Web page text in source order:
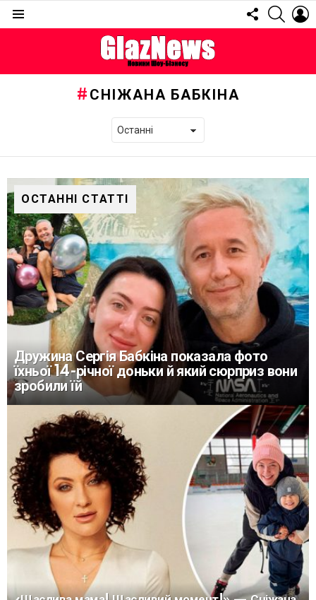
FOLLOW
US
СНІЖАНА БАБКІНА
ОСТАННІ СТАТТІ
Дружина Сергія Бабкіна показала фото
їхньої 14-річної доньки й який сюрприз вони
зробили їй